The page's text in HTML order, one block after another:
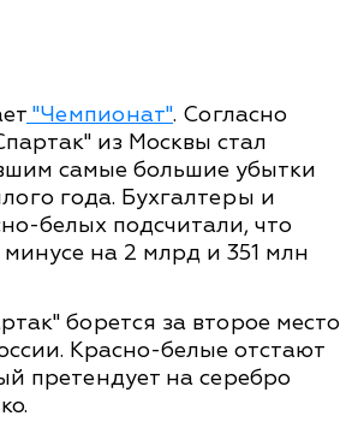
"Чемпионат". Согласно
из Москвы стал
самые большие убытки
года. Бухгалтеры и
белых подсчитали, что
минусе на 2 млрд и 351 млн
борется за второе место
Красно-белые отстают
претендует на серебро